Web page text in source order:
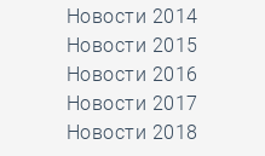
Новости 2014
Новости 2015
Новости 2016
Новости 2017
Новости 2018